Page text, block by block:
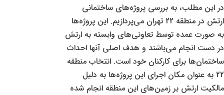
در این مطلب، به بررسی پروژه‌های ساختمانی
ارتش در منطقه 22 تهران می‌پردازیم. این پروژه‌ها
به صورت عمده توسط تعاونی‌های وابسته به ارتش
در دست انجام می‌باشند و هدف اصلی آنها احداث
ساختمان‌ها برای کارکنان خود است. انتخاب منطقه
22 به عنوان مکان اجرای این پروژه‌ها به دلیل
مالکیت ارتش بر زمین‌های این منطقه انجام شده